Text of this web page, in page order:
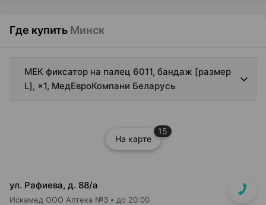
Где купить Минск
МЕК фиксатор на палец 6011, бандаж [размер
L], ×1, МедЕвроКомпани Беларусь
На карте
15
ул. Рафиева, д. 88/а
Искамед ООО Аптека №3 до 20:00